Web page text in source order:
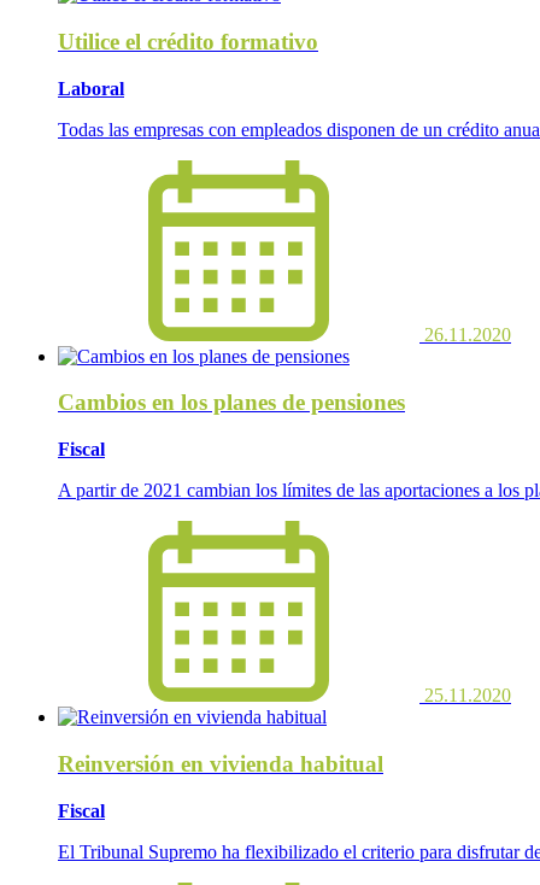
Utilice el crédito formativo
Laboral
Todas las empresas con empleados disponen de un crédito
26.11.2020
Cambios en los planes de pensiones
Fiscal
A partir de 2021 cambian los límites de las aportaciones a los
25.11.2020
Reinversión en vivienda habitual
Fiscal
El Tribunal Supremo ha flexibilizado el criterio para disfrutar